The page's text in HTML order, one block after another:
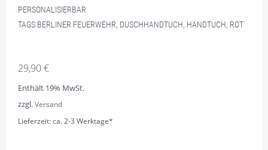
PERSONALISIERBAR
TAGS BERLINER FEUERWEHR, DUSCHHANDTUCH, HANDTUCH, ROT
29,90€
Enthält 19% MwSt.
zzgl.Versand
Lieferzeit: ca. 2-3 Werktage*